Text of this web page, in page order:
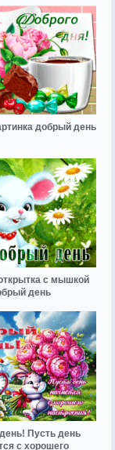
добрый день
с мышкой
день
Пусть день
с хорошего